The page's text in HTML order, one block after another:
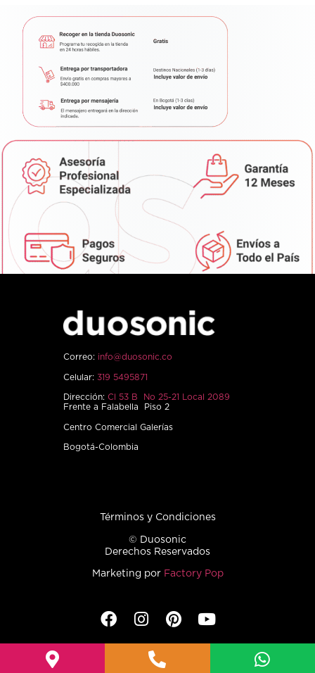
Correo: info@duosonic.co
Celular: 319 5495871
Dirección: Cl 53 B No 25-21 Local 2089
Frente a Falabella Piso 2
Centro Comercial Galerías
Bogotá-Colombia
Términos y Condiciones
© Duosonic
Derechos Reservados
Marketing por Factory Pop